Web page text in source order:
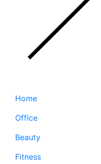
Home
Office
Beauty
Fitness